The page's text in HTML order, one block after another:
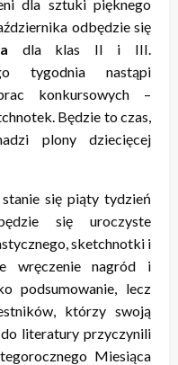
dla sztuki pięknego
odbędzie się
dla klas II i III.
tygodnia nastąpi
konkursowych –
Będzie to czas,
plony dziecięcej
się piąty tydzień
się uroczyste
sketchnotki i
wręczenie nagród i
podsumowanie, lecz
którzy swoją
do literatury przyczynili
Miesiąca